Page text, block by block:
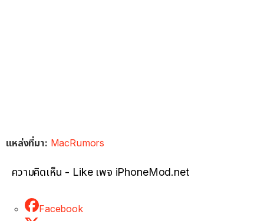
แหล่งที่มา: MacRumors
ความคิดเห็น - Like เพจ iPhoneMod.net
Facebook